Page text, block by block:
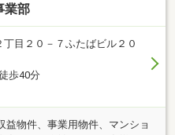
業部
目２０－７ふたばビル２０
歩40分
益物件、事業用物件、マンショ